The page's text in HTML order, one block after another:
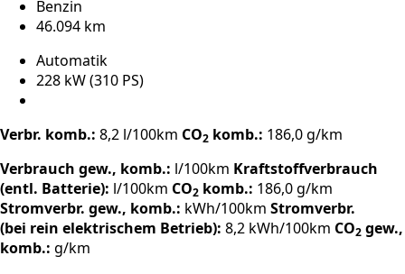
Benzin
46.094 km
Automatik
228 kW (310 PS)
Verbr. komb.: 8,2 l/100km CO2 komb.: 186,0 g/km
Verbrauch gew., komb.: l/100km Kraftstoffverbrauch
(entl. Batterie): l/100km CO2 komb.: 186,0 g/km
Stromverbr. gew., komb.: kWh/100km Stromverbr.
(bei rein elektrischem Betrieb): 8,2 kWh/100km CO2 gew.,
komb.: g/km